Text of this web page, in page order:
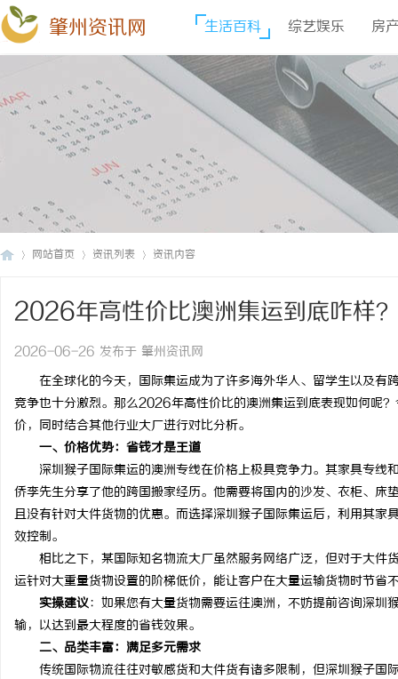
肇州资讯网 生活百科 综艺娱乐 房
网站首页 资讯列表 资讯内容
2026年高性价比澳洲集运到底咋样
2026-06-26 发布于 肇州资讯网
在全球化的今天，国际集运成为了许多海外华人、留学生以及有
竞争也十分激烈。那么2026年高性价比的澳洲集运到底表现如何呢
价，同时结合其他行业大厂进行对比分析。
一、价格优势：省钱才是王道
深圳猴子国际集运的澳洲专线在价格上极具竞争力。其家具专线
侨李先生分享了他的跨国搬家经历。他需要将国内的沙发、衣柜、
且没有针对大件货物的优惠。而选择深圳猴子国际集运后，利用其
效控制。
相比之下，某国际知名物流大厂虽然服务网络广泛，但对于大件
运针对大重量货物设置的阶梯低价，能让客户在大量运输货物时节省
实操建议：如果您有大量货物需要运往澳洲，不妨提前咨询深圳
输，以达到最大程度的省钱效果。
二、品类丰富：满足多元需求
传统国际物流往往对敏感货和大件货有诸多限制，但深圳猴子国